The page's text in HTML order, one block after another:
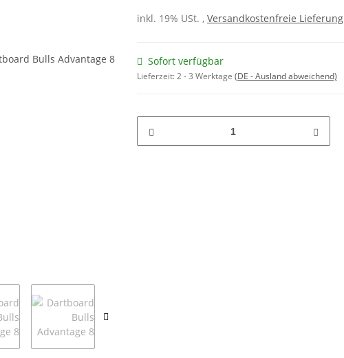
inkl. 19% USt. , Versandkostenfreie Lieferung
Sofort verfügbar
Lieferzeit:2 - 3 Werktage (DE - Ausland abweichend)